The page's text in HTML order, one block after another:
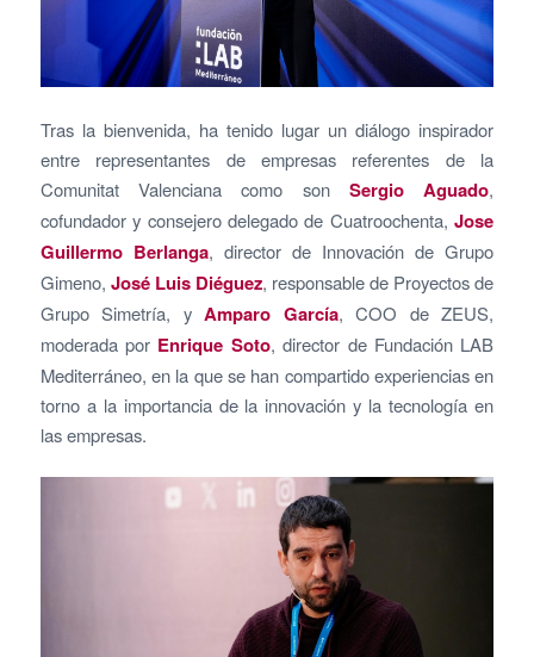
Tras la bienvenida, ha tenido lugar un diálogo inspirador
entre representantes de empresas referentes de la
Comunitat Valenciana como sonSergio Aguado,
cofundador y consejero delegado de Cuatroochenta, Jose
Guillermo Berlanga, director de Innovación de Grupo
Gimeno, José Luis Diéguez, responsable de Proyectos de
Grupo Simetría, yAmparo García, COO de ZEUS,
moderada por Enrique Soto, director de Fundación LAB
Mediterráneo, en la que se han compartido experiencias en
torno a la importancia de la innovación y la tecnología en
las empresas.